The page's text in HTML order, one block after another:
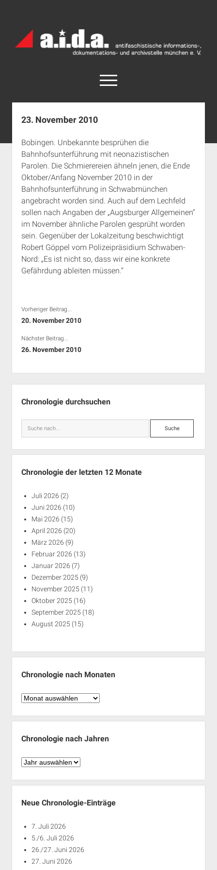
Archiv
München
open
menu
facebook
rss info@aida-archiv.de
Aktuelles
Termine
open
dropdown
menu
Antifaschistische Termine im Süden
Antifaschistische Termine in München
Rechte Termine im Süden
Rechte Termine München
Chronologie
Das Archiv
open
dropdown
menu
a.i.d.a. e. V. unterstützen
Über a.i.d.a.
RSS-Feeds, Twitter & Facebook
Bibliothek
Kontakt & PGP-Key
Impressum
23. November 2010
Bobingen. Unbekannte besprühen die
Bahnhofsunterführung mit neonazistischen
Parolen. Die Schmierereien ähneln jenen, die Ende
Oktober/Anfang November 2010 in der
Bahnhofsunterführung in Schwabmünchen
angebracht worden sind. Auch auf dem Lechfeld
sollen nach Angaben der „Augsburger Allgemeinen“
im November ähnliche Parolen gesprüht worden
sein. Gegenüber der Lokalzeitung beschwichtigt
Robert Göppel vom Polizeipräsidium Schwaben-
Nord: „Es ist nicht so, dass wir eine konkrete
Gefährdung ableiten müssen.“
Vorheriger Beitrag...
20. November 2010
Nächster Beitrag...
26. November 2010
Chronologie durchsuchen
Suche
Chronologie der letzten 12 Monate
Juli 2026 (2)
Juni 2026 (10)
Mai 2026 (15)
April 2026 (20)
März 2026 (9)
Februar 2026 (13)
Januar 2026 (7)
Dezember 2025 (9)
November 2025 (11)
Oktober 2025 (16)
September 2025 (18)
August 2025 (15)
Chronologie nach Monaten
Chronologie
Monaten
Chronologie nach Jahren
Chronologie
Jahren
Neue Chronologie-Einträge
7. Juli 2026
5./6. Juli 2026
26./27. Juni 2026
27. Juni 2026